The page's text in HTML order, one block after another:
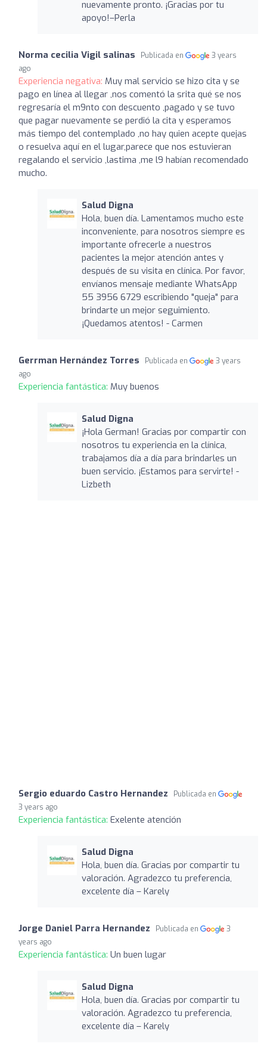
nuevamente pronto. ¡Gracias por tu
apoyo!–Perla
Norma cecilia Vigil salinas Publicada en
3 years
ago
Experiencia negativa: Muy mal servicio se hizo cita y se
pago en línea al llegar ,nos comentó la srita qué se nos
regresaría el m9nto con descuento ,pagado y se tuvo
que pagar nuevamente se perdió la cita y esperamos
más tiempo del contemplado ,no hay quien acepte quejas
o resuelva aquí en el lugar,parece que nos estuvieran
regalando el servicio ,lastima ,me l9 habían recomendado
mucho.
Salud Digna
Hola, buen día. Lamentamos mucho este
inconveniente, para nosotros siempre es
importante ofrecerle a nuestros
pacientes la mejor atención antes y
después de su visita en clínica. Por favor,
envíanos mensaje mediante WhatsApp
55 3956 6729 escribiendo "queja" para
brindarte un mejor seguimiento.
¡Quedamos atentos! - Carmen
Gerrman Hernández Torres Publicada en
3 years
ago
Experiencia fantástica: Muy buenos
Salud Digna
¡Hola German! Gracias por compartir con
nosotros tu experiencia en la clínica,
trabajamos día a día para brindarles un
buen servicio. ¡Estamos para servirte! -
Lizbeth
Sergio eduardo Castro Hernandez
Publicada en
3 years ago
Experiencia fantástica: Exelente atención
Salud Digna
Hola, buen día. Gracias por compartir tu
valoración. Agradezco tu preferencia,
excelente día – Karely
Jorge Daniel Parra Hernandez Publicada en
3
years ago
Experiencia fantástica: Un buen lugar
Salud Digna
Hola, buen día. Gracias por compartir tu
valoración. Agradezco tu preferencia,
excelente día – Karely